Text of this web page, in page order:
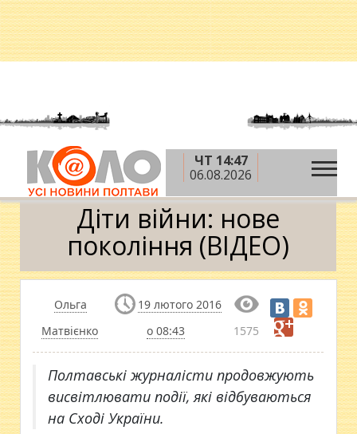
ЧТ 14:47
06.08.2026
Головна » АТО »Діти війни: нове покоління
(ВІДЕО)
Діти війни: нове
покоління (ВІДЕО)
Ольга
Матвієнко
19 лютого 2016
о 08:43
1575
Полтавські журналісти продовжують
висвітлювати події, які відбуваються
на Сході України.